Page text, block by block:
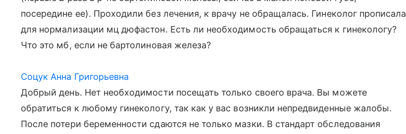
посередине ее). Проходили без лечения, к врачу не обращалась. Гинеколог прописала
для нормализации мц дюфастон. Есть ли необходимость обращаться к гинекологу?
Что это мб, если не бартолиновая железа?
Соцук Анна Григорьевна
Добрый день. Нет необходимости посещать только своего врача. Вы можете
обратиться к любому гинекологу, так как у вас возникли непредвиденные жалобы.
После потери беременности сдаются не только мазки. В стандарт обследования